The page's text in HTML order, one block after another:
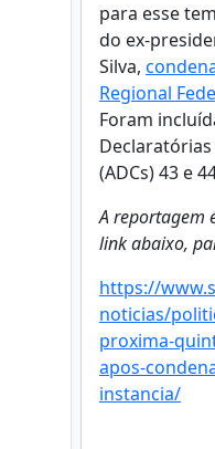
para esse
do ex-
Silva,
Regional
Foram
(ADCs) 43 e
A reportagem
link abaixo,
https://
noticias/
proxima-
apos-
instancia/